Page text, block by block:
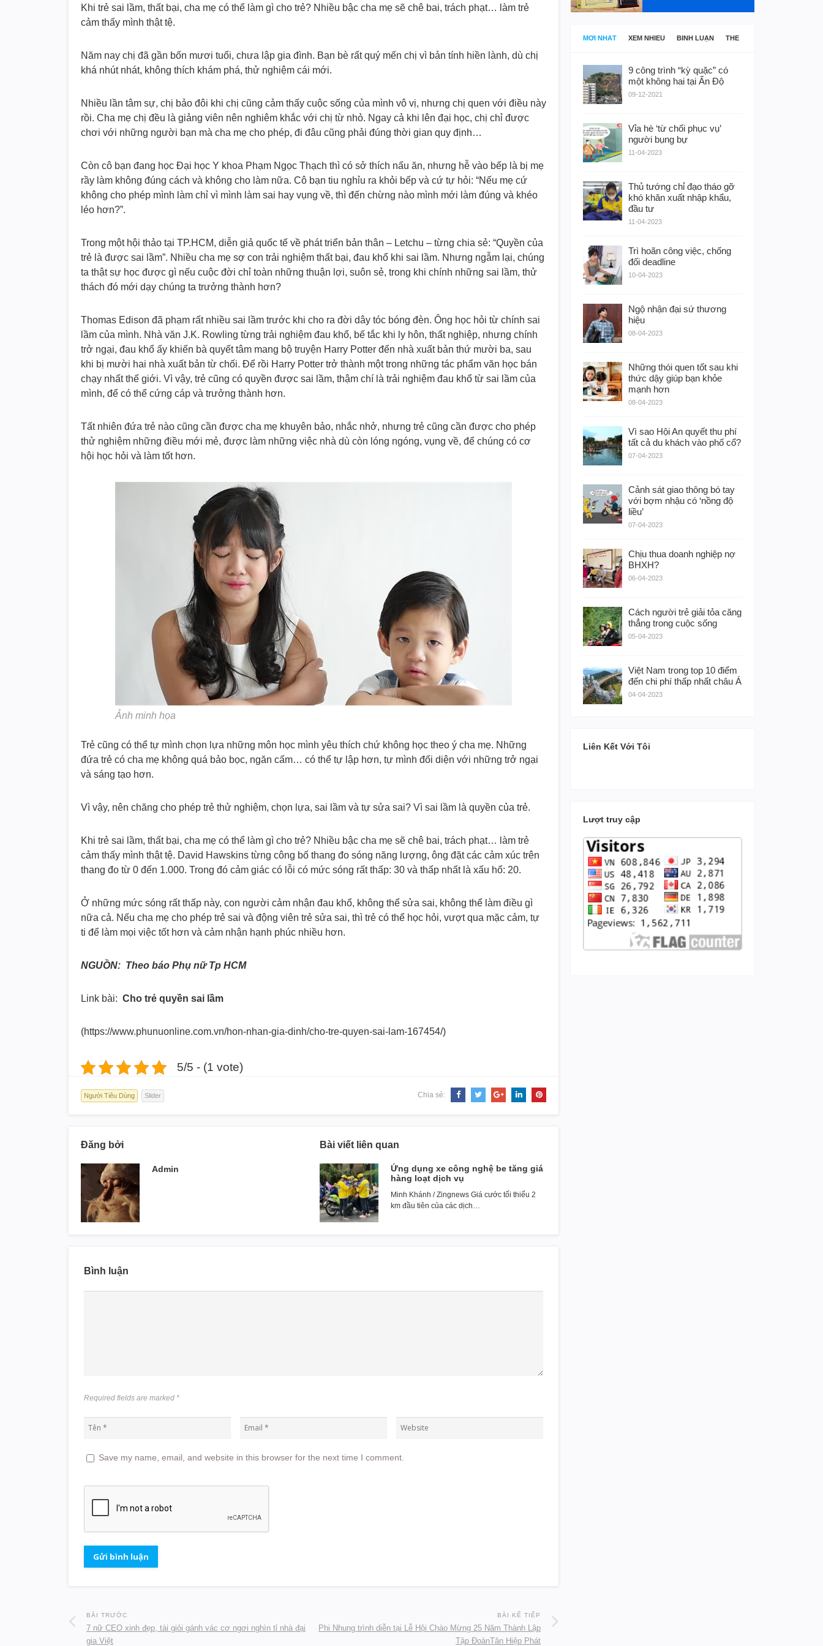
Khi trẻ sai lầm, thất bại, cha mẹ có thể làm gì cho trẻ? Nhiều bậc cha mẹ sẽ chê bai, trách phạt… làm trẻ
cảm thấy mình thật tệ.
Năm nay chị đã gần bốn mươi tuổi, chưa lập gia đình. Bạn bè rất quý mến chị vì bản tính hiền lành, dù chị
khá nhút nhát, không thích khám phá, thử nghiệm cái mới.
Nhiều lần tâm sự, chị bảo đôi khi chị cũng cảm thấy cuộc sống của mình vô vị, nhưng chị quen với điều này
rồi. Cha mẹ chị đều là giảng viên nên nghiêm khắc với chị từ nhỏ. Ngay cả khi lên đại học, chị chỉ được
chơi với những người bạn mà cha mẹ cho phép, đi đâu cũng phải đúng thời gian quy định…
Còn cô bạn đang học Đại học Y khoa Phạm Ngọc Thạch thì có sở thích nấu ăn, nhưng hễ vào bếp là bị mẹ
rầy làm không đúng cách và không cho làm nữa. Cô bạn tiu nghỉu ra khỏi bếp và cứ tự hỏi: “Nếu mẹ cứ
không cho phép mình làm chỉ vì mình làm sai hay vụng về, thì đến chừng nào mình mới làm đúng và khéo
léo hơn?”.
Trong một hội thảo tại TP.HCM, diễn giả quốc tế về phát triển bản thân – Letchu – từng chia sẻ: “Quyền của
trẻ là được sai lầm”. Nhiều cha mẹ sợ con trải nghiệm thất bại, đau khổ khi sai lầm. Nhưng ngẫm lại, chúng
ta thật sự học được gì nếu cuộc đời chỉ toàn những thuận lợi, suôn sẻ, trong khi chính những sai lầm, thử
thách đó mới dạy chúng ta trưởng thành hơn?
Thomas Edison đã phạm rất nhiều sai lầm trước khi cho ra đời dây tóc bóng đèn. Ông học hỏi từ chính sai
lầm của mình. Nhà văn J.K. Rowling từng trải nghiệm đau khổ, bế tắc khi ly hôn, thất nghiệp, nhưng chính
trở ngại, đau khổ ấy khiến bà quyết tâm mang bộ truyện Harry Potter đến nhà xuất bản thứ mười ba, sau
khi bị mười hai nhà xuất bản từ chối. Để rồi Harry Potter trở thành một trong những tác phẩm văn học bán
chạy nhất thế giới. Vì vậy, trẻ cũng có quyền được sai lầm, thậm chí là trải nghiệm đau khổ từ sai lầm của
mình, để có thể cứng cáp và trưởng thành hơn.
Tất nhiên đứa trẻ nào cũng cần được cha mẹ khuyên bảo, nhắc nhở, nhưng trẻ cũng cần được cho phép
thử nghiệm những điều mới mẻ, được làm những việc nhà dù còn lóng ngóng, vụng về, để chúng có cơ
hội học hỏi và làm tốt hơn.
Ảnh minh họa
Trẻ cũng có thể tự mình chọn lựa những môn học mình yêu thích chứ không học theo ý cha mẹ. Những
đứa trẻ có cha mẹ không quá bảo bọc, ngăn cấm… có thể tự lập hơn, tự mình đối diện với những trở ngại
và sáng tạo hơn.
Vì vậy, nên chăng cho phép trẻ thử nghiệm, chọn lựa, sai lầm và tự sửa sai? Vì sai lầm là quyền của trẻ.
Khi trẻ sai lầm, thất bại, cha mẹ có thể làm gì cho trẻ? Nhiều bậc cha mẹ sẽ chê bai, trách phạt… làm trẻ
cảm thấy mình thật tệ. David Hawskins từng công bố thang đo sóng năng lượng, ông đặt các cảm xúc trên
thang đo từ 0 đến 1.000. Trong đó cảm giác có lỗi có mức sóng rất thấp: 30 và thấp nhất là xấu hổ: 20.
Ở những mức sóng rất thấp này, con người cảm nhận đau khổ, không thể sửa sai, không thể làm điều gì
nữa cả. Nếu cha mẹ cho phép trẻ sai và động viên trẻ sửa sai, thì trẻ có thể học hỏi, vượt qua mặc cảm, tự
ti để làm mọi việc tốt hơn và cảm nhận hạnh phúc nhiều hơn.
NGUỒN: Theo báo Phụ nữ Tp HCM
Link bài: Cho trẻ quyền sai lầm
(https://www.phunuonline.com.vn/hon-nhan-gia-dinh/cho-tre-quyen-sai-lam-167454/)
5/5 - (1 vote)
Người Tiêu Dùng Slider Chia sẻ:
Đăng bởi
Admin
Bài viết liên quan
Ứng dụng xe công nghệ be tăng giá
hàng loạt dịch vụ
Minh Khánh / Zingnews Giá cước tối thiểu 2
km đầu tiên của các dịch…
Bình luận
Required fields are marked *
Save my name, email, and website in this browser for the next time I comment.
BÀI TRƯỚC
7 nữ CEO xinh đẹp, tài giỏi gánh vác cơ ngơi nghìn tỉ nhà đại
gia Việt
BÀI KẾ TIẾP
Phi Nhung trình diễn tại Lễ Hội Chào Mừng 25 Năm Thành Lập
Tập ĐoànTân Hiệp Phát
MỚI NHẤT XEM NHIỀU BÌNH LUẬN THẺ
9 công trình “kỳ quặc” có
một không hai tại Ấn Độ
09-12-2021
Vỉa hè ‘từ chối phục vụ’
người bụng bự
11-04-2023
Thủ tướng chỉ đạo tháo gỡ
khó khăn xuất nhập khẩu,
đầu tư
11-04-2023
Trì hoãn công việc, chống
đối deadline
10-04-2023
Ngộ nhận đại sứ thương
hiệu
08-04-2023
Những thói quen tốt sau khi
thức dậy giúp bạn khỏe
mạnh hơn
08-04-2023
Vì sao Hội An quyết thu phí
tất cả du khách vào phố cổ?
07-04-2023
Cảnh sát giao thông bó tay
với bợm nhậu có ‘nồng độ
liều’
07-04-2023
Chịu thua doanh nghiệp nợ
BHXH?
06-04-2023
Cách người trẻ giải tỏa căng
thẳng trong cuộc sống
05-04-2023
Việt Nam trong top 10 điểm
đến chi phí thấp nhất châu Á
04-04-2023
Liên Kết Với Tôi
Lượt truy cập